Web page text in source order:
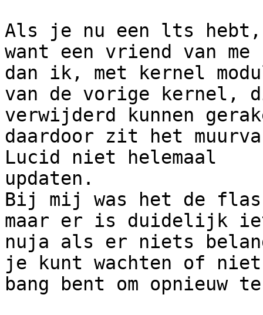
Als je nu een lts hebt,
want een vriend van
dan ik, met kernel
van de vorige kernel,
verwijderd kunnen
daardoor zit het
Lucid niet helemaal
updaten.
Bij mij was het de
maar er is duidelijk
nuja als er niets
je kunt wachten of niet
bang bent om